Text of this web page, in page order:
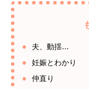
夫、動揺…
妊娠とわかり
仲直り